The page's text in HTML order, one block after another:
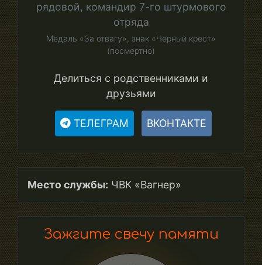
рядовой, командир 7-го штурмового
отряда
Медаль «За отвагу», знак «Черный крест»
(посмертно)
Делиться с родственниками и
друзьями
ТЕЛЕГРАМ ВКОНТАКТЕ
Место службы: ЧВК «Вагнер»
Зажгите свечу памяти